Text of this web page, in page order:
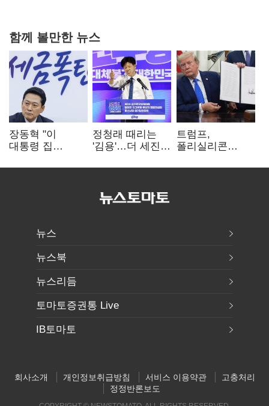
함께 볼만한 뉴스
장동혁 "이
대통령 집
폭탄…'내로남불'"
정청래 때리는
'김용'…더 세진
입
트럼프,
폴리실리콘
관세…"미 산업
뉴스
뉴스북
뉴스리듬
토마토증권통 Live
IB토마토
회사소개 개인정보취급방침 서비스 이용약관
고충처리
정정반론보도